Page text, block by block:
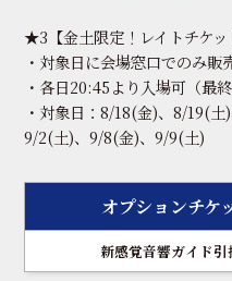
★3【金土限定！レイトチケッ
・対象日に会場窓口でのみ販
・各日20:45より入場可（最
・対象日：8/18(金)、8/19(
9/2(土)、9/8(金)、9/9(土)
オプションチケ
新感覚音響ガイド引